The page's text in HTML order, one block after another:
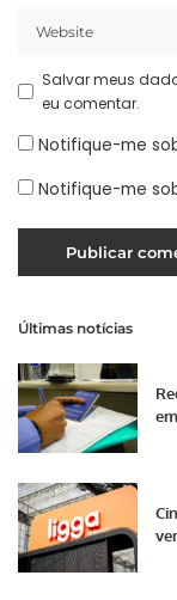
Salvar meus
eu comentar.
Notifique-me
Notifique-me
Últimas notícias